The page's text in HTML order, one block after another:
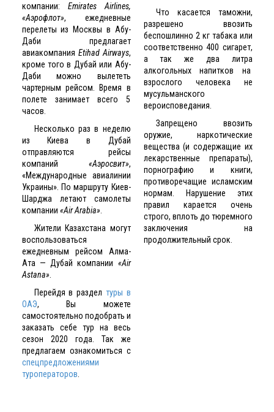
компании: Emirates Airlines,
«Аэрофлот», ежедневные
перелеты из Москвы в Абу-
Даби предлагает
авиакомпания Etihad Airways,
кроме того в Дубай или Абу-
Даби можно вылететь
чартерным рейсом. Время в
полете занимает всего 5
часов.
Несколько раз в неделю
из Киева в Дубай
отправляются рейсы
компаний «Аэросвит»,
«Международные авиалинии
Украины». По маршруту Киев-
Шарджа летают самолеты
компании «Air Arabia»
Жители Казахстана могут
воспользоваться
ежедневным рейсом Алма-
Ата — Дубай компании «Air
Astana»
Перейдя в раздел туры в
ОАЭ, Вы можете
самостоятельно подобрать и
заказать себе тур на весь
сезон 2020 года. Так же
предлагаем ознакомиться с
спецпредложениями
туроператоров
Что касается таможни,
разрешено ввозить
беспошлинно 2 кг табака или
соответственно 400 сигарет,
а так же два литра
алкогольных напитков на
взрослого человека не
мусульманского
вероисповедания.
Запрещено ввозить
оружие, наркотические
вещества (и содержащие их
лекарственные препараты),
порнографию и книги,
противоречащие исламским
нормам. Нарушение этих
правил карается очень
строго, вплоть до тюремного
заключения на
продолжительный срок.